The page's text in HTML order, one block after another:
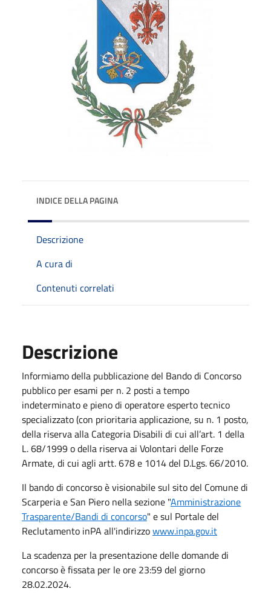
INDICE DELLA PAGINA
Descrizione
A cura di
Contenuti correlati
Descrizione
Informiamo della pubblicazione del Bando di Concorso
pubblico per esami per n. 2 posti a tempo
indeterminato e pieno di operatore esperto tecnico
specializzato (con prioritaria applicazione, su n. 1 posto,
della riserva alla Categoria Disabili di cui all’art. 1 della
L. 68/1999 o della riserva ai Volontari delle Forze
Armate, di cui agli artt. 678 e 1014 del D.Lgs. 66/2010.
Il bando di concorso è visionabile sul sito del Comune di
Scarperia e San Piero nella sezione "Amministrazione
Trasparente/Bandi di concorso" e sul Portale del
Reclutamento inPA all'indirizzowww.inpa.gov.it
La scadenza per la presentazione delle domande di
concorso è fissata per le ore 23:59 del giorno
28.02.2024.